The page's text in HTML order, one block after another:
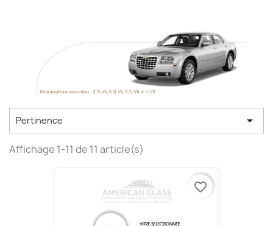
Pertinence 
Affichage 1-11 de 11 article(s)
favorite_border